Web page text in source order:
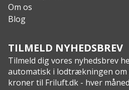
Om os
Blog
TILMELD NYHEDSBREV
Tilmeld dig vores nyhedsbrev
automatisk i lodtrækningen om
kroner til Friluft.dk - hver